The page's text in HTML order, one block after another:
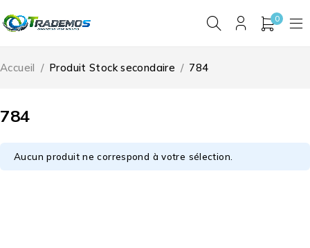
0
784
Accueil / Produit Stock secondaire / 784
Aucun produit ne correspond à votre sélection.